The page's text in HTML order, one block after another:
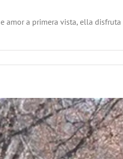
amor a primera vista, ella